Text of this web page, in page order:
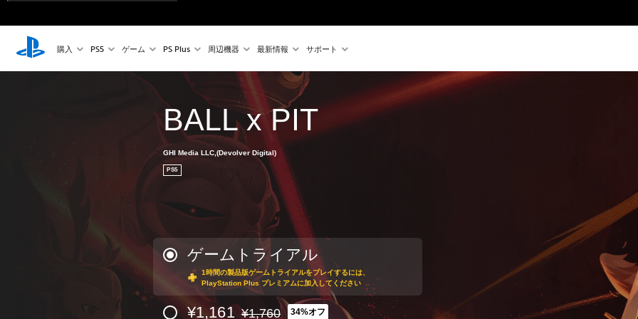
購入 PS5 ゲーム PS Plus 周辺機器 最新情報 サポート
BALL x PIT
GHI Media LLC,(Devolver Digital)
PS5
ゲームトライアル
1時間の製品版ゲームトライアルをプレイするには、
PlayStation Plus プレミアムに加入してください
¥1,161 ¥1,760 34%オフ